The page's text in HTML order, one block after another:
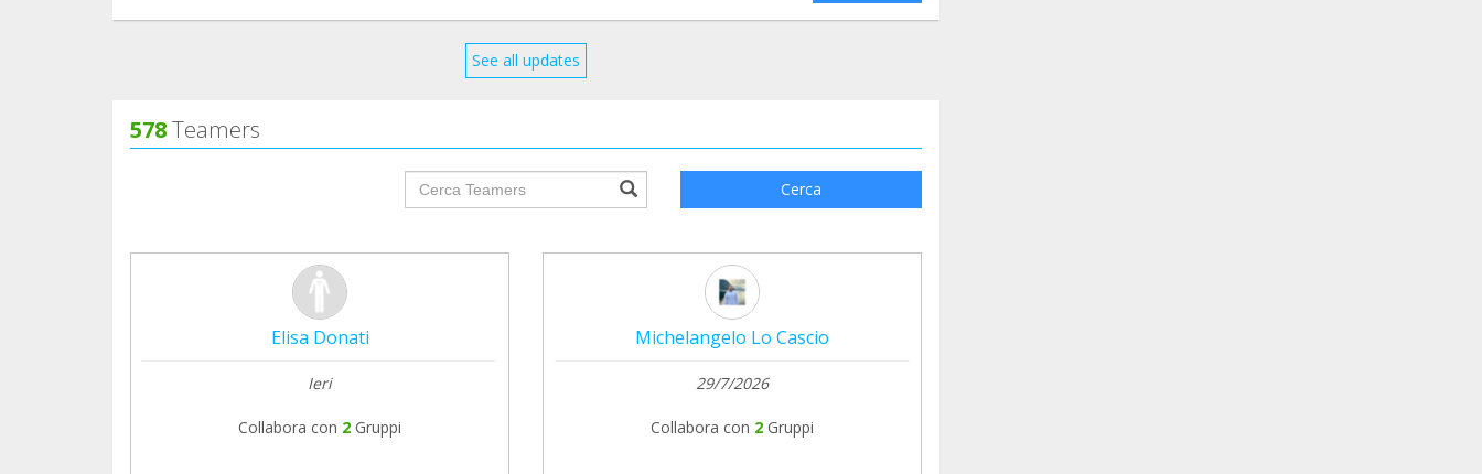
See all updates
578Teamers
groupProfile.searchForm.search.text??? Cerca
Elisa Donati
Ieri
Collabora con 2 Gruppi
Michelangelo Lo Cascio
29/7/2026
Collabora con 2 Gruppi